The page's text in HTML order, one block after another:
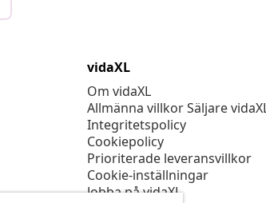
vidaXL
Om vidaXL
Allmänna villkor Säljare
Integritetspolicy
Cookiepolicy
Prioriterade leveransvillkor
Cookie-inställningar
Jobba på vidaXL